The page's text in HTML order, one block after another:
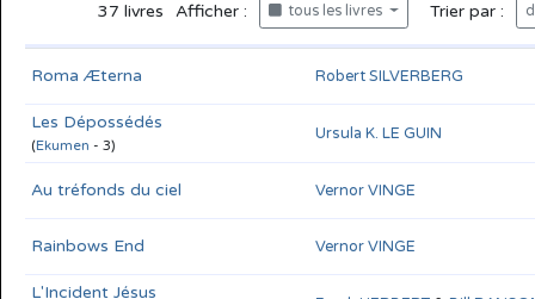
37 livres Afficher : tous les livres Trier par :
Roma Æterna Robert SILVERBERG
Les Dépossédés
(Ekumen - 3)
Ursula K. LE GUIN
Au tréfonds du ciel Vernor VINGE
Rainbows End Vernor VINGE
L'Incident Jésus